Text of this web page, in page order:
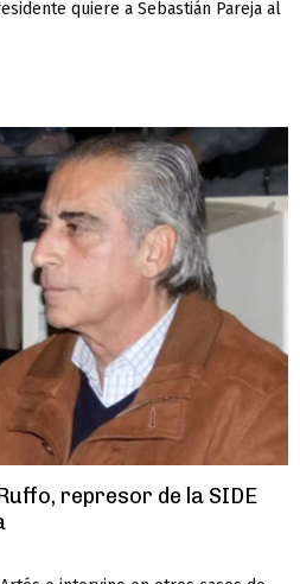
quiere a Sebastián Pareja al
represor de la SIDE